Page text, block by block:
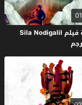
مشاهدة فيلم Sila Nodigalil